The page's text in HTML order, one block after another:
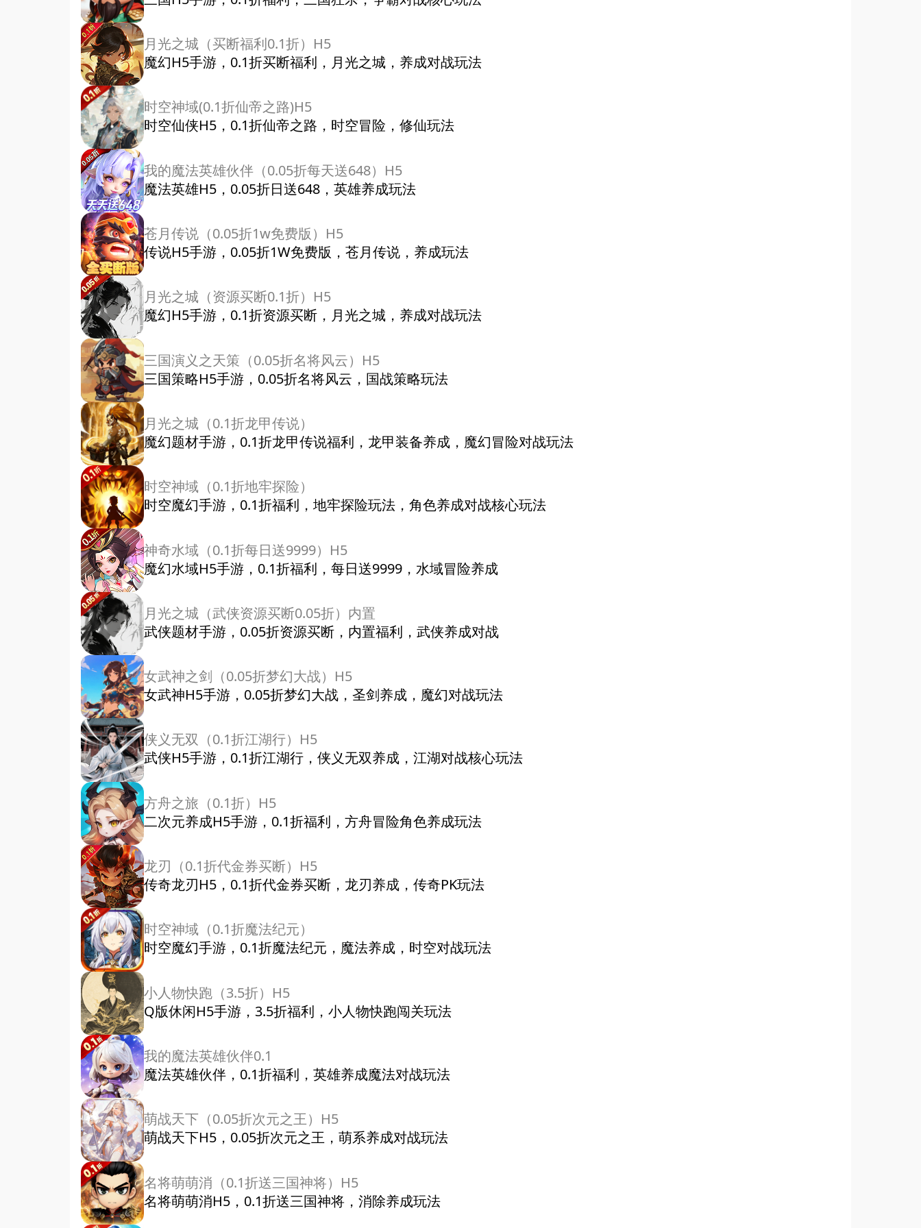
月光之城（买断福利0.1折）H5
魔幻H5手游，0.1折买断福利，月光之城，养成对战玩法
时空神域(0.1折仙帝之路)H5
时空仙侠H5，0.1折仙帝之路，时空冒险，修仙玩法
我的魔法英雄伙伴（0.05折每天送648）H5
魔法英雄H5，0.05折日送648，英雄养成玩法
苍月传说（0.05折1w免费版）H5
传说H5手游，0.05折1W免费版，苍月传说，养成玩法
月光之城（资源买断0.1折）H5
魔幻H5手游，0.1折资源买断，月光之城，养成对战玩法
三国演义之天策（0.05折名将风云）H5
三国策略H5手游，0.05折名将风云，国战策略玩法
月光之城（0.1折龙甲传说）
魔幻题材手游，0.1折龙甲传说福利，龙甲装备养成，魔幻冒险对战玩法
时空神域（0.1折地牢探险）
时空魔幻手游，0.1折福利，地牢探险玩法，角色养成对战核心玩法
神奇水域（0.1折每日送9999）H5
魔幻水域H5手游，0.1折福利，每日送9999，水域冒险养成
月光之城（武侠资源买断0.05折）内置
武侠题材手游，0.05折资源买断，内置福利，武侠养成对战
女武神之剑（0.05折梦幻大战）H5
女武神H5手游，0.05折梦幻大战，圣剑养成，魔幻对战玩法
侠义无双（0.1折江湖行）H5
武侠H5手游，0.1折江湖行，侠义无双养成，江湖对战核心玩法
方舟之旅（0.1折）H5
二次元养成H5手游，0.1折福利，方舟冒险角色养成玩法
龙刃（0.1折代金券买断）H5
传奇龙刃H5，0.1折代金券买断，龙刃养成，传奇PK玩法
时空神域（0.1折魔法纪元）
时空魔幻手游，0.1折魔法纪元，魔法养成，时空对战玩法
小人物快跑（3.5折）H5
Q版休闲H5手游，3.5折福利，小人物快跑闯关玩法
我的魔法英雄伙伴0.1
魔法英雄伙伴，0.1折福利，英雄养成魔法对战玩法
萌战天下（0.05折次元之王）H5
萌战天下H5，0.05折次元之王，萌系养成对战玩法
名将萌萌消（0.1折送三国神将）H5
名将萌萌消H5，0.1折送三国神将，消除养成玩法